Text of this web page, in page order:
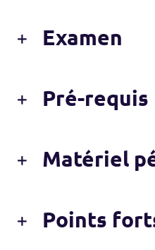
Examen
Pré-requis
Matériel
Points